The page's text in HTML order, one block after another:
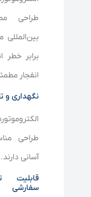
طراحی
برابر خطر
انفجار
نگهداری و
طراحی
آسانی دارند.
قابلیت
سفارشی